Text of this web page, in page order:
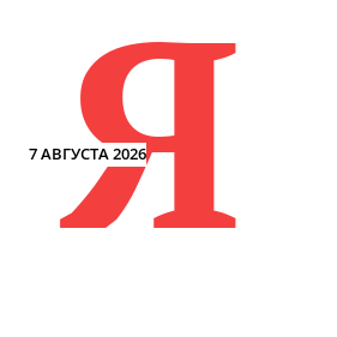
7 АВГУСТА 2026
Я